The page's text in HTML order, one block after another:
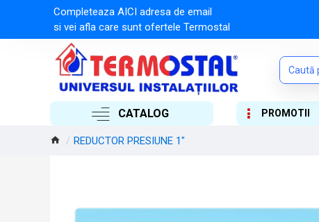
Completeaza AICI adresa de email
si vei afla care sunt ofertele Termostal
CATALOG PROMOTII
REDUCTOR PRESIUNE 1"